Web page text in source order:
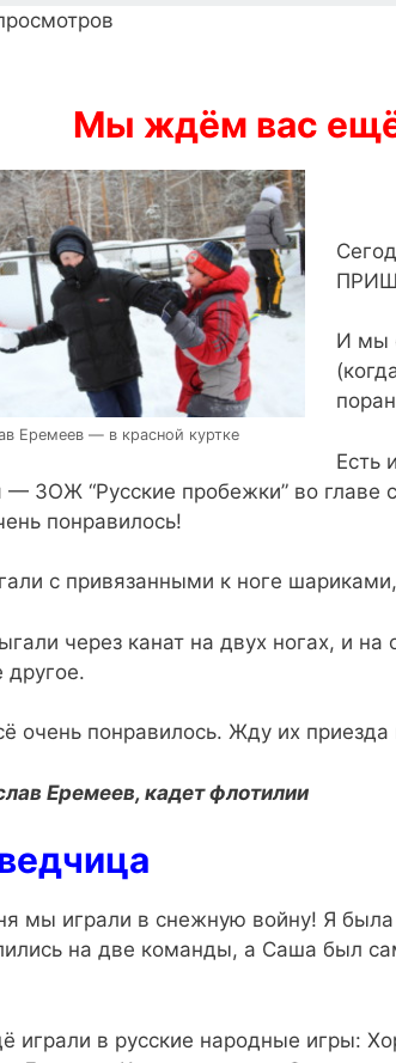
Мы ждём вас
Еремеев — в красной куртке
И мы
Есть
— ЗОЖ “Русские пробежки” во
понравилось!
с привязанными к ноге
через канат на двух ногах, и на
другое.
очень понравилось. Жду их
Еремеев, кадет флотилии
мы играли в снежную войну! Я
на две команды, а Саша был
играли в русские народные игры: